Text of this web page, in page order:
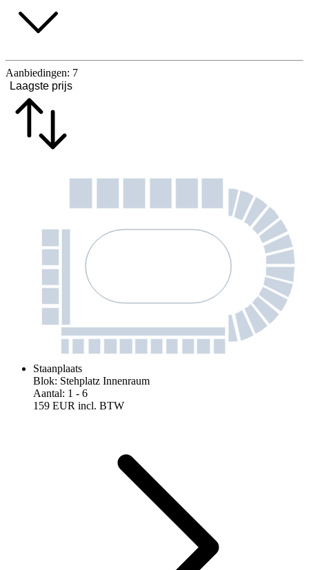
Aanbiedingen: 7
Laagste prijs
Staanplaats
Blok: Stehplatz Innenraum
Aantal: 1 - 6
159 EUR incl. BTW